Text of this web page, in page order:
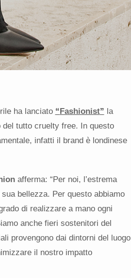
ha lanciato “Fashionist” la
tutto cruelty free. In questo
infatti il brand è londinese
afferma: “Per noi, l’estrema
bellezza. Per questo abbiamo
di realizzare a mano ogni
anche fieri sostenitori del
provengono dai dintorni del luogo
il nostro impatto